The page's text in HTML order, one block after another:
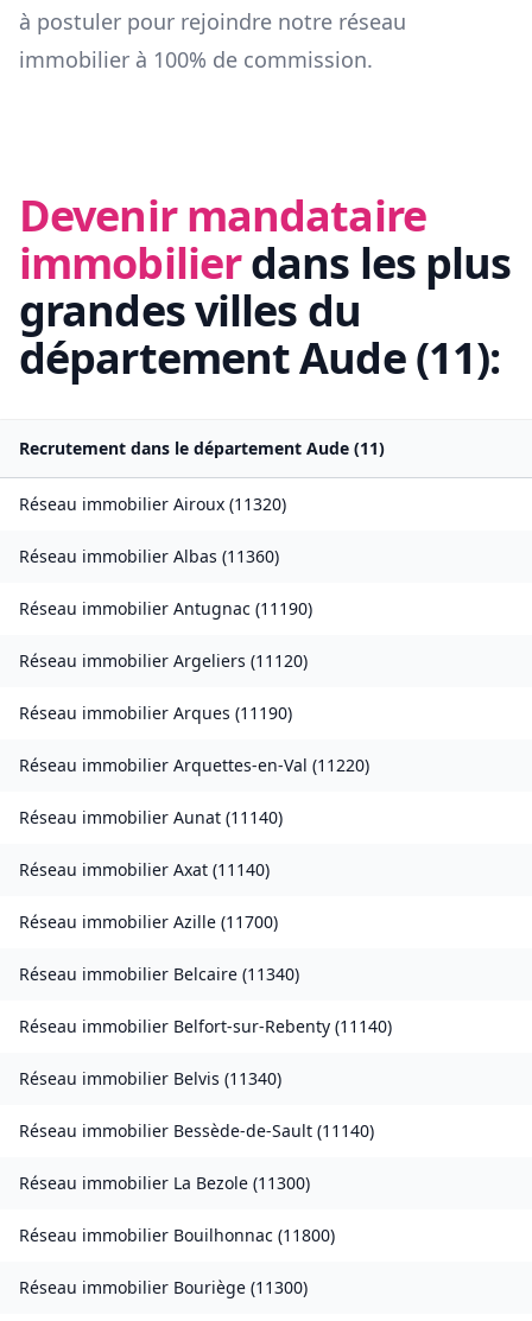
à postuler pour rejoindre notre réseau
immobilier à 100% de commission.
Devenir mandataire
immobilierdans les plus
grandes villes du
départementAude(11):
Recrutement dans le département Aude (11)
Réseau immobilier Airoux (11320)
Réseau immobilier Albas (11360)
Réseau immobilier Antugnac (11190)
Réseau immobilier Argeliers (11120)
Réseau immobilier Arques (11190)
Réseau immobilier Arquettes-en-Val (11220)
Réseau immobilier Aunat (11140)
Réseau immobilier Axat (11140)
Réseau immobilier Azille (11700)
Réseau immobilier Belcaire (11340)
Réseau immobilier Belfort-sur-Rebenty (11140)
Réseau immobilier Belvis (11340)
Réseau immobilier Bessède-de-Sault (11140)
Réseau immobilier La Bezole (11300)
Réseau immobilier Bouilhonnac (11800)
Réseau immobilier Bouriège (11300)